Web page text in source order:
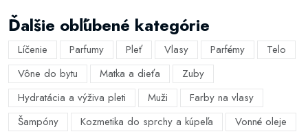
Ďalšie obľúbené kategórie
Líčenie Parfumy Pleť Vlasy Parfémy
Telo
Vône do bytu
Matka a dieťa
Zuby
Hydratácia a výživa pleti
Muži
Farby na vlasy
Šampóny
Kozmetika do sprchy a kúpeľa
Vonné oleje